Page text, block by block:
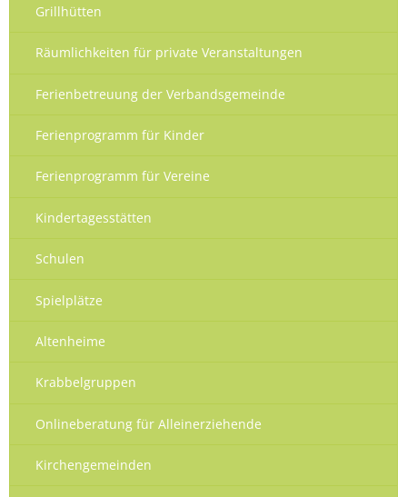
Grillhütten
Räumlichkeiten für private Veranstaltungen
Ferienbetreuung der Verbandsgemeinde
Ferienprogramm für Kinder
Ferienprogramm für Vereine
Kindertagesstätten
Schulen
Spielplätze
Altenheime
Krabbelgruppen
Onlineberatung für Alleinerziehende
Kirchengemeinden